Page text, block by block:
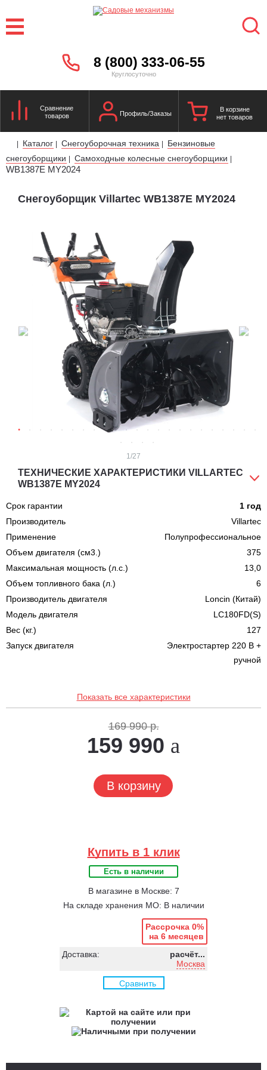
8 (800) 333-06-55
Круглосуточно
Сравнение
товаров
Профиль/Заказы
В корзине
нет товаров
| Каталог | Снегоуборочная техника |
Бензиновые
снегоуборщики | Самоходные колесные снегоуборщики |
WB1387E MY2024
Снегоуборщик Villartec WB1387E MY2024
1 /27
ТЕХНИЧЕСКИЕ ХАРАКТЕРИСТИКИ VILLARTEC
WB1387E MY2024
Срок гарантии
1 год
Производитель
Villartec
Применение
Полупрофессиональное
Объем двигателя (см3.)
375
Максимальная мощность (л.с.)
13,0
Объем топливного бака (л.)
6
Производитель двигателя
Loncin (Китай)
Модель двигателя
LC180FD(S)
Вес (кг.)
127
Запуск двигателя
Электростартер 220 В +
ручной
Показать все характеристики
169 990 р.
159 990
В корзину
Купить в 1 клик
Есть в наличии
В магазине в Москве: 7
На складе хранения МО: В наличии
Рассрочка 0%
на 6 месяцев
Доставка:
расчёт...
Москва
Сравнить